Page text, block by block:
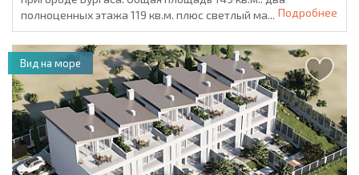
полноценных этажа 119 кв.м. плюс светлый ма... Подробнее
Вид на море